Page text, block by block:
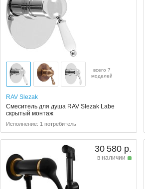
всего 7
моделей
RAV Slezak
Смеситель для душа RAV Slezak Labe
скрытый монтаж
Исполнение: 1 потребитель
30 580 р.
в наличии